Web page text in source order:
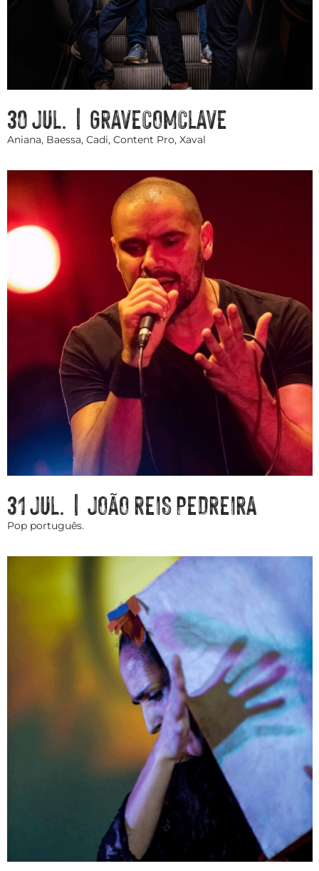
30 JUL. | GRAVECOMCLAVE
Aniana, Baessa, Cadi, Content Pro, Xaval
31 JUL. | JOÃO REIS PEDREIRA
Pop português.